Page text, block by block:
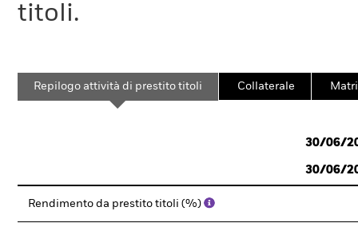
titoli.
Repilogo attività di prestito titoli Collaterale
30/06/
30/06/
Rendimento da prestito titoli (%)